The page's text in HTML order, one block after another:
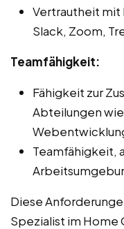
Vertrautheit
Slack, Zoom,
Teamfähigkeit:
Fähigkeit zur
Abteilungen
Teamfähigkeit,
Diese
Spezialist im